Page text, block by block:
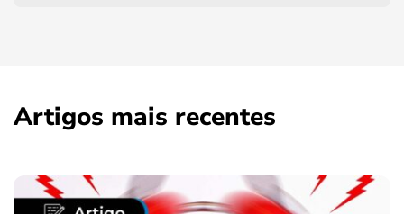
Artigos mais recentes